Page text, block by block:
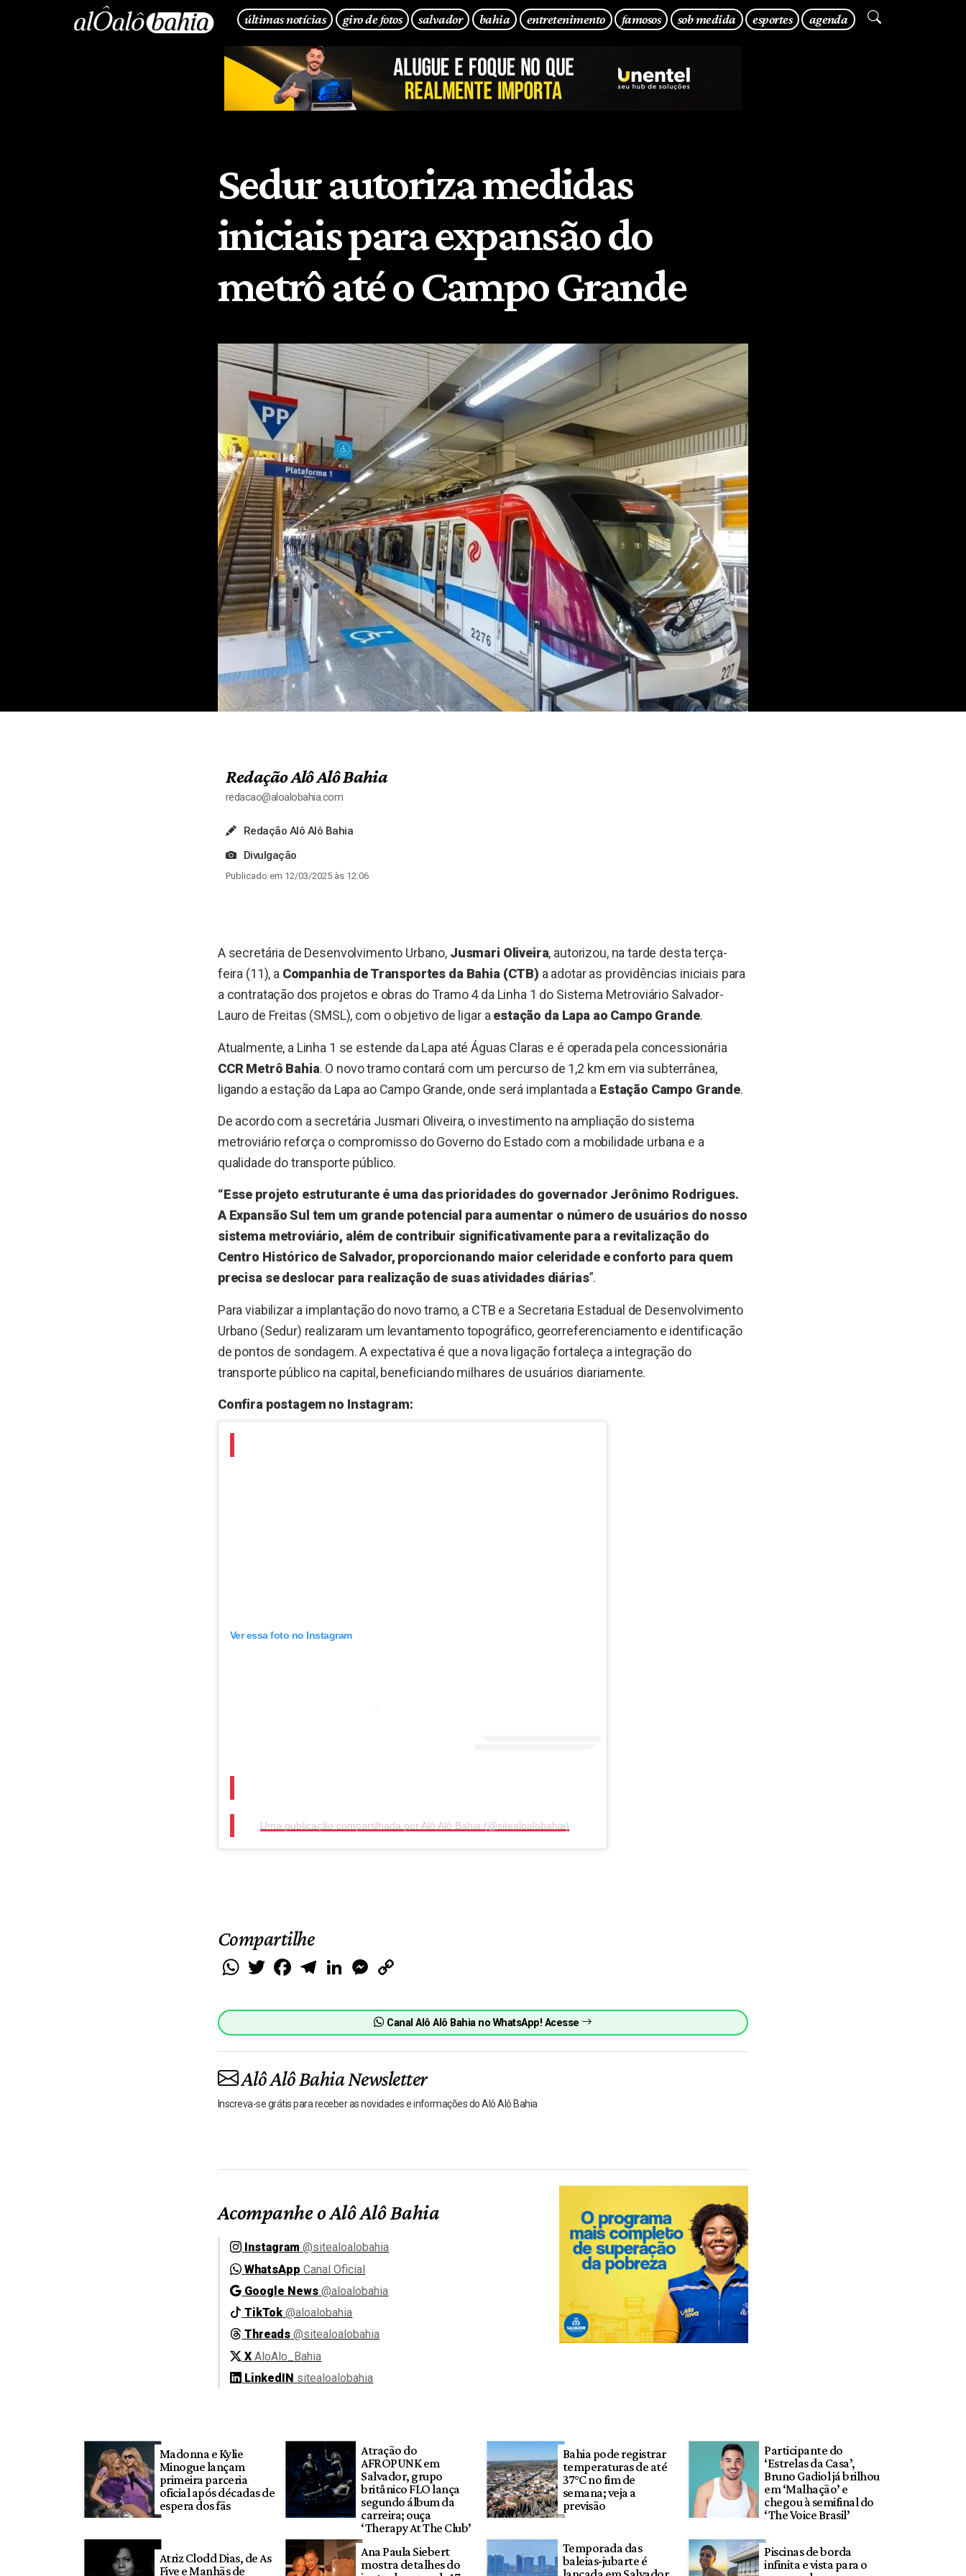
últimas notícias giro de fotos salvador bahia entretenimento famosos sob medida esportes agenda
Sedur autoriza medidas
iniciais para expansão do
metrô até o Campo Grande
Redação Alô Alô Bahia
redacao@aloalobahia.com
Redação Alô Alô Bahia
Divulgação
Publicado em 12/03/2025 às 12:06
A secretária de Desenvolvimento Urbano, Jusmari Oliveira, autorizou, na tarde desta terça-
feira (11), a Companhia de Transportes da Bahia (CTB) a adotar as providências iniciais para
a contratação dos projetos e obras do Tramo 4 da Linha 1 do Sistema Metroviário Salvador-
Lauro de Freitas (SMSL), com o objetivo de ligar aestação da Lapa ao Campo Grande.
Atualmente, a Linha 1 se estende da Lapa até Águas Claras e é operada pela concessionária
CCR Metrô Bahia. O novo tramo contará com um percurso de 1,2 km em via subterrânea,
ligando a estação da Lapa ao Campo Grande, onde será implantada a Estação Campo Grande.
De acordo com a secretária Jusmari Oliveira, o investimento na ampliação do sistema
metroviário reforça o compromisso do Governo do Estado com a mobilidade urbana e a
qualidade do transporte público.
“Esse projeto estruturante é uma das prioridades do governador Jerônimo Rodrigues.
A Expansão Sul tem um grande potencial para aumentar o número de usuários do nosso
sistema metroviário, além de contribuir significativamente para a revitalização do
Centro Histórico de Salvador, proporcionando maior celeridade e conforto para quem
precisa se deslocar para realização de suas atividades diárias”.
Para viabilizar a implantação do novo tramo, a CTB e a Secretaria Estadual de Desenvolvimento
Urbano (Sedur) realizaram um levantamento topográfico, georreferenciamento e identificação
de pontos de sondagem. A expectativa é que a nova ligação fortaleça a integração do
transporte público na capital, beneficiando milhares de usuários diariamente.
Confira postagem no Instagram:
Ver essa foto no Instagram
Uma publicação compartilhada por Alô Alô Bahia (@sitealoalobahia)
Compartilhe
WhatsApp
Twitter FacebookTelegramLinkedIn Messenger
Canal Alô Alô Bahia no WhatsApp! Acesse
Alô Alô Bahia Newsletter
Inscreva-se grátis para receber as novidades e informações do Alô Alô Bahia
Acompanhe o Alô Alô Bahia
Instagram @sitealoalobahia
WhatsApp Canal Oficial
Google News @aloalobahia
TikTok @aloalobahia
Threads @sitealoalobahia
X AloAlo_Bahia
LinkedIN sitealoalobahia
Madonna e Kylie
Minogue lançam
primeira parceria
oficial após décadas de
espera dos fãs
Atração do
AFROPUNK em
Salvador, grupo
britânico FLO lança
segundo álbum da
carreira; ouça
‘Therapy At The Club’
Bahia pode registrar
temperaturas de até
37°C no fim de
semana; veja a
previsão
Participante do
‘Estrelas da Casa’,
Bruno Gadiol já brilhou
em ‘Malhação’ e
chegou à semifinal do
‘The Voice Brasil’
Atriz Clodd Dias, de As
Five e Manhãs de
Ana Paula Siebert
mostra detalhes do
Temporada das
baleias-jubarte é
Piscinas de borda
infinita e vista para o